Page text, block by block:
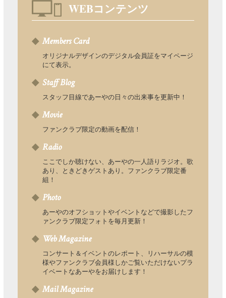
WEBコンテンツ
Members Card
オリジナルデザインのデジタル会員証をマイページ
にて表示。
Staff Blog
スタッフ目線であーやの日々の出来事を更新中！
Movie
ファンクラブ限定の動画を配信！
Radio
ここでしか聴けない、あーやの一人語りラジオ。歌
あり、ときどきゲストあり。ファンクラブ限定番
組！
Photo
あーやのオフショットやイベントなどで撮影したフ
ァンクラブ限定フォトを毎月更新！
Web Magazine
コンサート＆イベントのレポート、リハーサルの模
様やファンクラブ会員様しかご覧いただけないプラ
イベートなあーやをお届けします！
Mail Magazine